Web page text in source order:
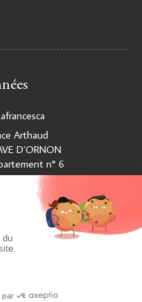
Arthaud
D’ORNON
n° 6
téléphone
Simplébo